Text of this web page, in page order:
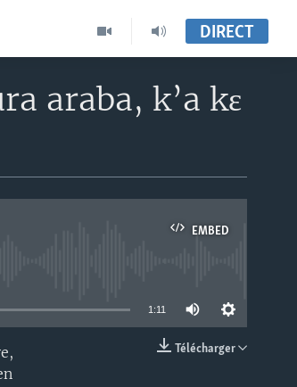
DIRECT
araba, k’a kɛ
EMBED
1:11
Télécharger